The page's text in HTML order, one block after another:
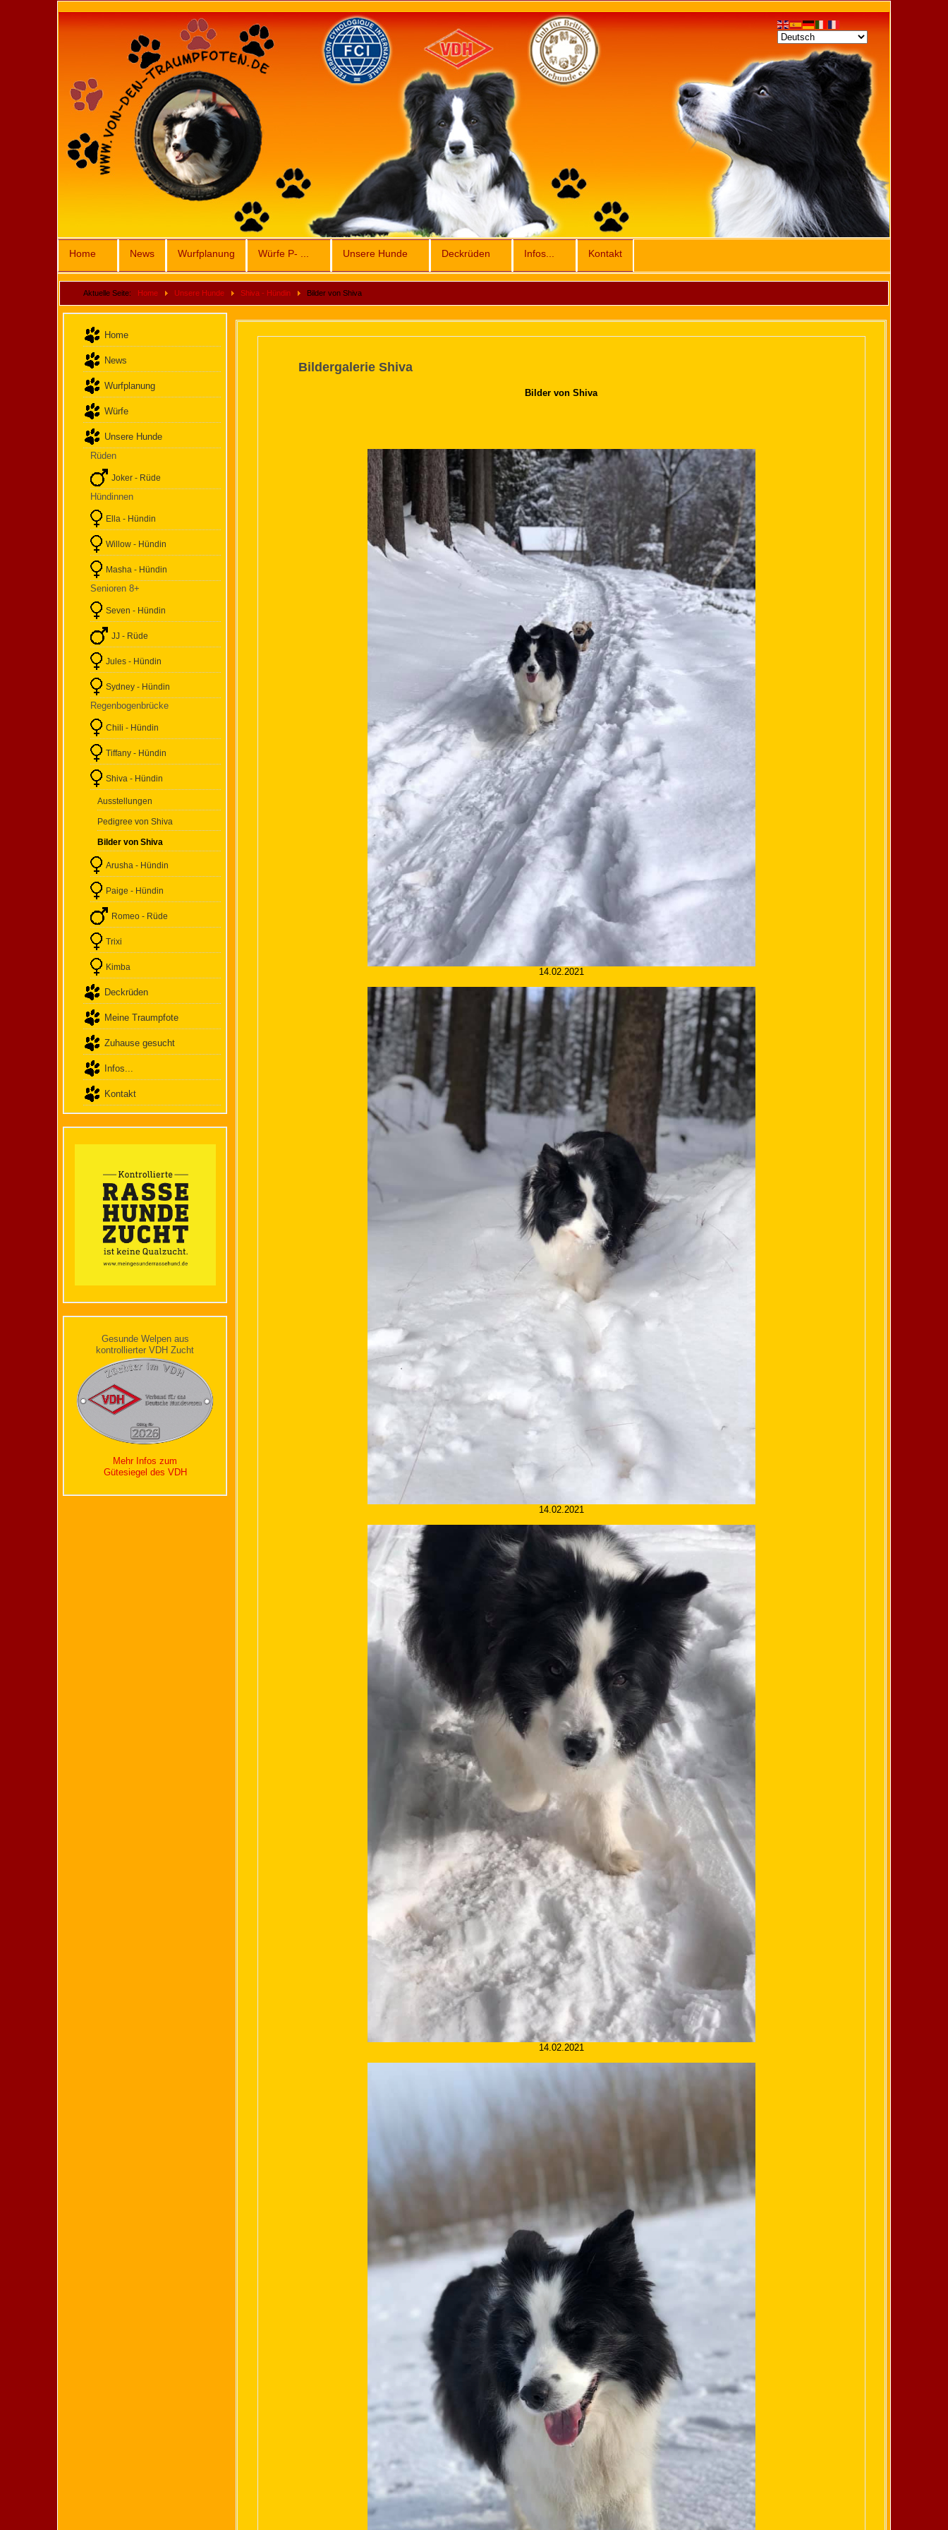
Home News Wurfplanung Würfe P- ... Unsere Hunde Deckrüden Infos... Kontakt
Aktuelle Seite: Home Unsere Hunde Shiva - Hündin Bilder von Shiva
Home
News
Wurfplanung
Würfe
Unsere Hunde
Rüden
Joker - Rüde
Hündinnen
Ella - Hündin
Willow - Hündin
Masha - Hündin
Senioren 8+
Seven - Hündin
JJ - Rüde
Jules - Hündin
Sydney - Hündin
Regenbogenbrücke
Chili - Hündin
Tiffany - Hündin
Shiva - Hündin
Ausstellungen
Pedigree von Shiva
Bilder von Shiva
Arusha - Hündin
Paige - Hündin
Romeo - Rüde
Trixi
Kimba
Deckrüden
Meine Traumpfote
Zuhause gesucht
Infos...
Kontakt
Gesunde Welpen aus
kontrollierter VDH Zucht
Mehr Infos zum
Gütesiegel des VDH
Bildergalerie Shiva
Bilder von Shiva
14.02.2021
14.02.2021
14.02.2021